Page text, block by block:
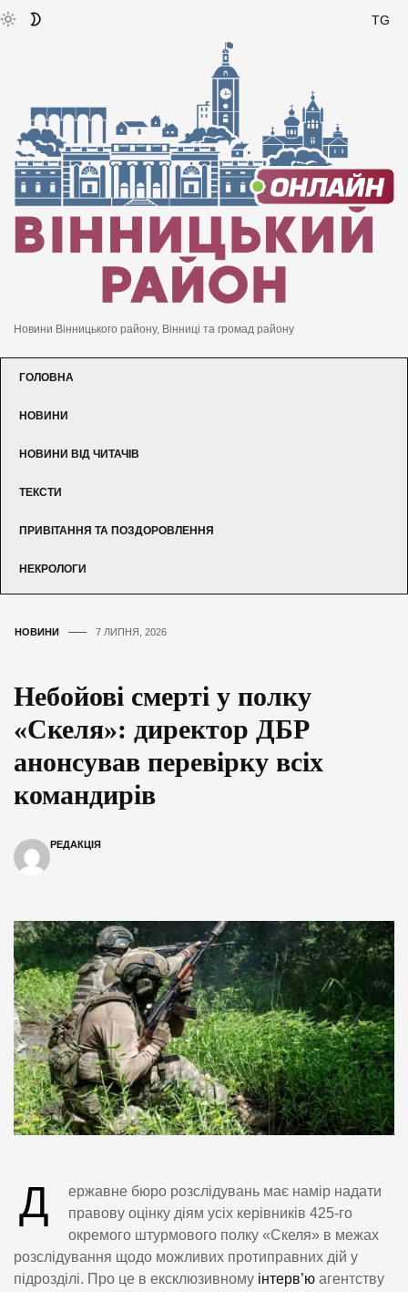
TG
Новини Вінницького району, Вінниці та громад району
ГОЛОВНА
НОВИНИ
НОВИНИ ВІД ЧИТАЧІВ
ТЕКСТИ
ПРИВІТАННЯ ТА ПОЗДОРОВЛЕННЯ
НЕКРОЛОГИ
НОВИНИ 7 ЛИПНЯ, 2026
Небойові смерті у полку
«Скеля»: директор ДБР
анонсував перевірку всіх
командирів
РЕДАКЦІЯ
Д
ержавне бюро розслідувань має намір надати
правову оцінку діям усіх керівників 425-го
окремого штурмового полку «Скеля» в межах
розслідування щодо можливих протиправних дій у
підрозділі. Про це в ексклюзивному інтерв’ю агентству